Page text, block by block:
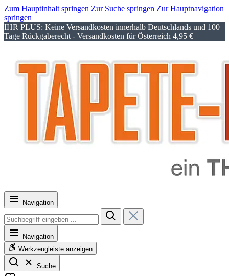
Zum Hauptinhalt springen Zur Suche springen Zur Hauptnavigation
springen
IHR PLUS: Keine Versandkosten innerhalb Deutschlands und 100
Tage Rückgaberecht - Versandkosten für Österreich 4,95 €
Navigation
Navigation
Werkzeugleiste anzeigen
Suche